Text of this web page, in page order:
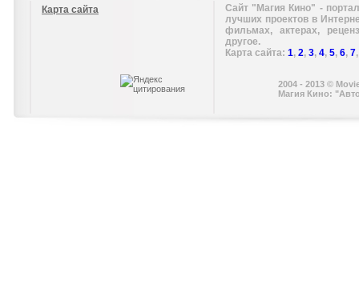
Карта сайта
Сайт "Магия Кино" -
лучших проектов в
фильмах, актерах,
другое.
Карта сайта: 1, 2, 3, 4, 5, 6, 7
2004 - 2013 ©
Магия Кино: